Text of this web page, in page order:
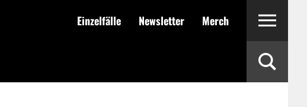
Einzelfälle Newsletter Merch